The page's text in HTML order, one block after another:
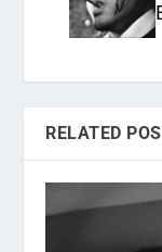
RELATED